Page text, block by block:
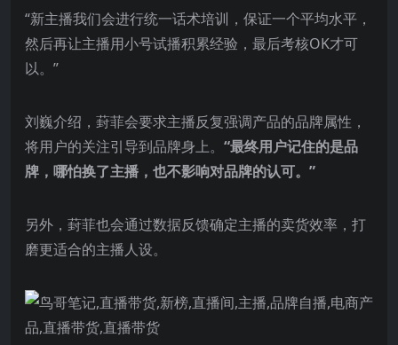
“新主播我们会进行统一话术培训，保证一个平均水平，
然后再让主播用小号试播积累经验，最后考核OK才可
以。”
刘巍介绍，葑菲会要求主播反复强调产品的品牌属性，
将用户的关注引导到品牌身上。 “最终用户记住的是品
牌，哪怕换了主播，也不影响对品牌的认可。”
另外，葑菲也会通过数据反馈确定主播的卖货效率，打
磨更适合的主播人设。